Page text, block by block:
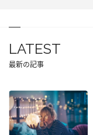
LATEST
最新の記事